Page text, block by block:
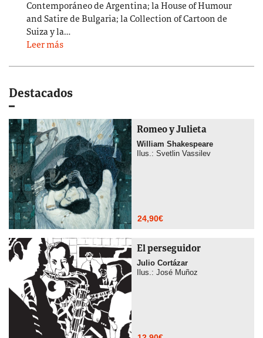
Contemporáneo de Argentina; la House of Humour
and Satire de Bulgaria; la Collection of Cartoon de
Suiza y la…
Leer más
Destacados
Romeo y Julieta
William Shakespeare
Ilus.: Svetlin Vassilev
24,90€
El perseguidor
Julio Cortázar
Ilus.: José Muñoz